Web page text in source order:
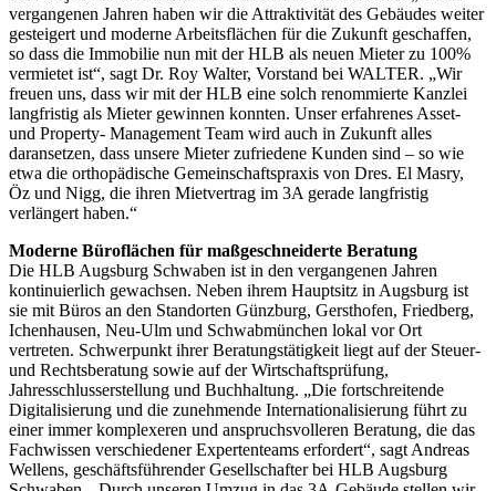
vergangenen Jahren haben wir die Attraktivität des Gebäudes weiter
gesteigert und moderne Arbeitsflächen für die Zukunft geschaffen,
so dass die Immobilie nun mit der HLB als neuen Mieter zu 100%
vermietet ist“, sagt Dr. Roy Walter, Vorstand bei WALTER. „Wir
freuen uns, dass wir mit der HLB eine solch renommierte Kanzlei
langfristig als Mieter gewinnen konnten. Unser erfahrenes Asset-
und Property- Management Team wird auch in Zukunft alles
daransetzen, dass unsere Mieter zufriedene Kunden sind – so wie
etwa die orthopädische Gemeinschaftspraxis von Dres. El Masry,
Öz und Nigg, die ihren Mietvertrag im 3A gerade langfristig
verlängert haben.“
Moderne Büroflächen für maßgeschneiderte Beratung
Die HLB Augsburg Schwaben ist in den vergangenen Jahren
kontinuierlich gewachsen. Neben ihrem Hauptsitz in Augsburg ist
sie mit Büros an den Standorten Günzburg, Gersthofen, Friedberg,
Ichenhausen, Neu-Ulm und Schwabmünchen lokal vor Ort
vertreten. Schwerpunkt ihrer Beratungstätigkeit liegt auf der Steuer-
und Rechtsberatung sowie auf der Wirtschaftsprüfung,
Jahresschlusserstellung und Buchhaltung. „Die fortschreitende
Digitalisierung und die zunehmende Internationalisierung führt zu
einer immer komplexeren und anspruchsvolleren Beratung, die das
Fachwissen verschiedener Expertenteams erfordert“, sagt Andreas
Wellens, geschäftsführender Gesellschafter bei HLB Augsburg